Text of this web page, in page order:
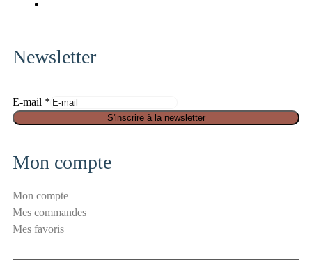
Newsletter
E-mail *
a
i
s
p
a
S'inscrire à la newsletter
Mon compte
Mon compte
Mes commandes
Mes favoris